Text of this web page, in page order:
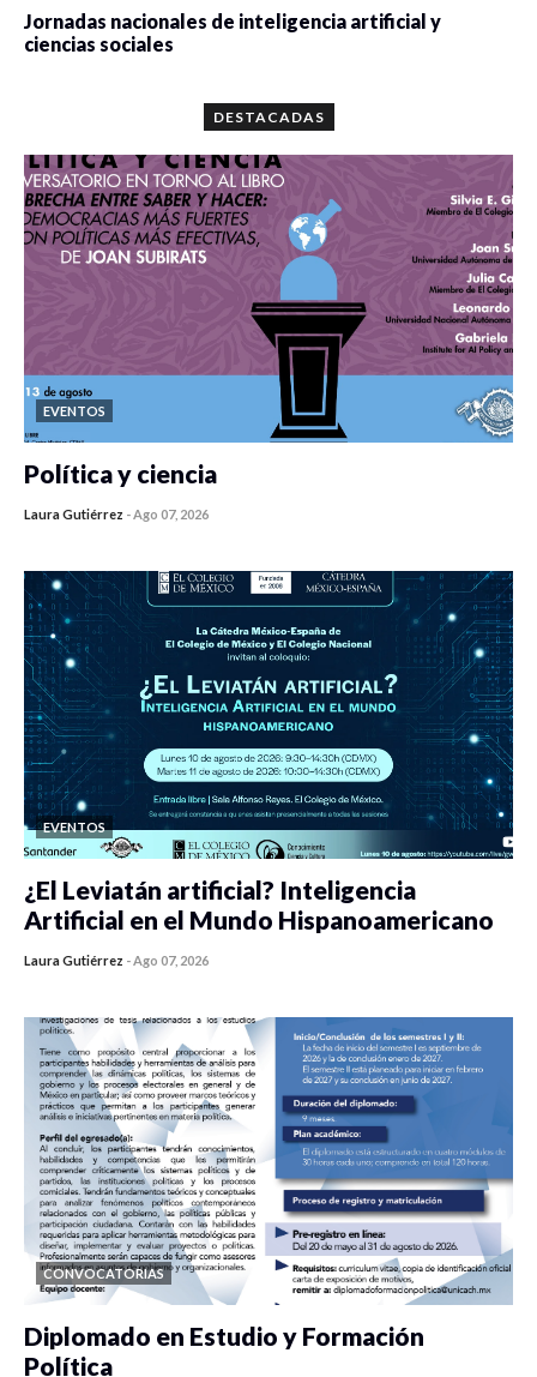
Jornadas nacionales de inteligencia artificial y
ciencias sociales
DESTACADAS
EVENTOS
Política y ciencia
Laura Gutiérrez -Ago 07, 2026
EVENTOS
¿El Leviatán artificial? Inteligencia
Artificial en el Mundo Hispanoamericano
Laura Gutiérrez -Ago 07, 2026
CONVOCATORIAS
Diplomado en Estudio y Formación
Política